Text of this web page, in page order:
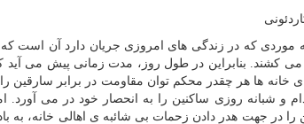
موردی که در زندگی های امروزی جریان دارد آن است
کشند. بنابراین در طول روز، مدت زمانی پیش می
خانه ها هر چقدر محکم توان مقاومت در برابر سارقین
و شبانه روزی ساکنین را به انحصار خود در می
را در جهت هدر دادن زحمات بی شائبه ی اهالی خانه، به